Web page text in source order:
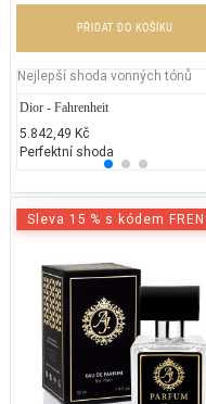
PŘIDAT DO KOŠÍKU
Nejlepší shoda vonných tónů
Dior - Fahrenheit
5.842,49 Kč
Perfektní shoda
Sleva 15 % s kódem